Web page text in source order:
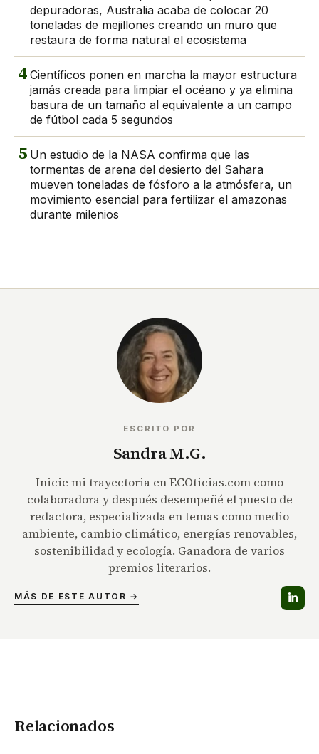
depuradoras, Australia acaba de colocar 20
toneladas de mejillones creando un muro que
restaura de forma natural el ecosistema
4 Científicos ponen en marcha la mayor estructura
jamás creada para limpiar el océano y ya elimina
basura de un tamaño al equivalente a un campo
de fútbol cada 5 segundos
5 Un estudio de la NASA confirma que las
tormentas de arena del desierto del Sahara
mueven toneladas de fósforo a la atmósfera, un
movimiento esencial para fertilizar el amazonas
durante milenios
ESCRITO POR
Sandra M.G.
Inicie mi trayectoria en ECOticias.com como
colaboradora y después desempeñé el puesto de
redactora, especializada en temas como medio
ambiente, cambio climático, energías renovables,
sostenibilidad y ecología. Ganadora de varios
premios literarios.
MÁS DE ESTE AUTOR →
Relacionados